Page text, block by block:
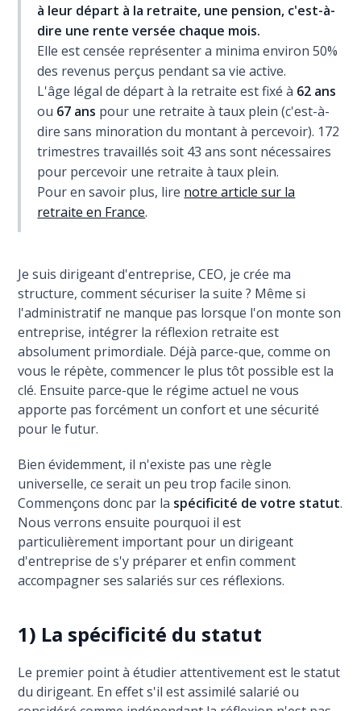
à leur départ à la retraite, une pension, c'est-à-
dire une rente versée chaque mois.
Elle est censée représenter a minima environ 50%
des revenus perçus pendant sa vie active.
L'âge légal de départ à la retraite est fixé à 62 ans
ou 67 ans pour une retraite à taux plein (c'est-à-
dire sans minoration du montant à percevoir). 172
trimestres travaillés soit 43 ans sont nécessaires
pour percevoir une retraite à taux plein.
Pour en savoir plus, lire notre article sur la
retraite en France.
Je suis dirigeant d'entreprise, CEO, je crée ma
structure, comment sécuriser la suite ? Même si
l'administratif ne manque pas lorsque l'on monte son
entreprise, intégrer la réflexion retraite est
absolument primordiale. Déjà parce-que, comme on
vous le répète, commencer le plus tôt possible est la
clé. Ensuite parce-que le régime actuel ne vous
apporte pas forcément un confort et une sécurité
pour le futur.
Bien évidemment, il n'existe pas une règle
universelle, ce serait un peu trop facile sinon.
Commençons donc par la spécificité de votre statut.
Nous verrons ensuite pourquoi il est
particulièrement important pour un dirigeant
d'entreprise de s'y préparer et enfin comment
accompagner ses salariés sur ces réflexions.
1) La spécificité du statut
Le premier point à étudier attentivement est le statut
du dirigeant. En effet s'il est assimilé salarié ou